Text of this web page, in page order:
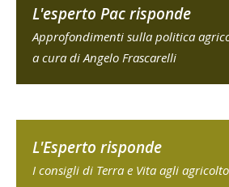
L'esperto Pac risponde
Approfondimenti sulla politica
a cura di Angelo Frascarelli
L'Esperto risponde
I consigli di Terra e Vita agli